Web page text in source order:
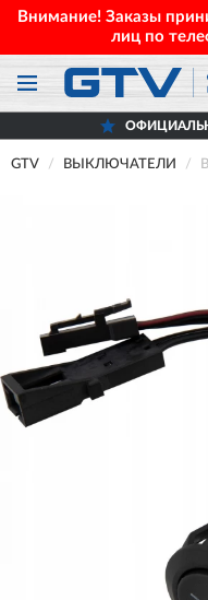
Внимание! Заказы
лиц по
GTV ВЫКЛЮЧАТЕЛИ